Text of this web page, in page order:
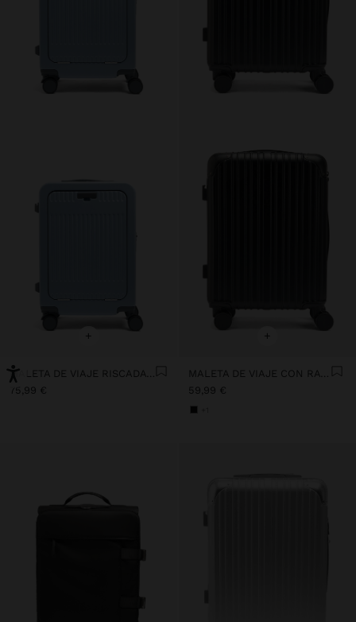
+
MALETA DE VIAJE RISCADA CON PORTA-VASOS
75,99 €
+
MALETA DE VIAJE CON RAYAS
59,99 €